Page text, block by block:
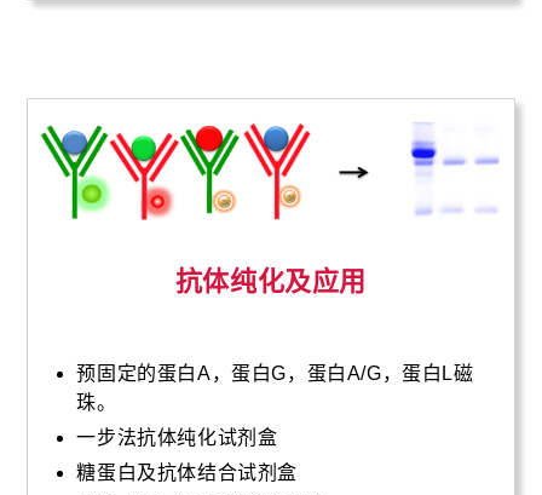
抗体纯化及应用
预固定的蛋白A，蛋白G，蛋白A/G，蛋白L磁
珠。
一步法抗体纯化试剂盒
糖蛋白及抗体结合试剂盒